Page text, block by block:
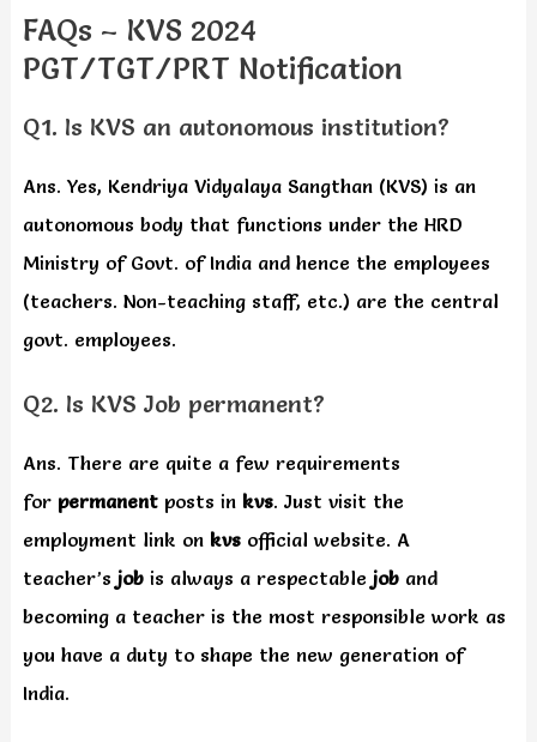
FAQs – KVS 2024
PGT/TGT/PRT Notification
Q1. Is KVS an autonomous institution?
Ans. Yes, Kendriya Vidyalaya Sangthan (KVS) is an
autonomous body that functions under the HRD
Ministry of Govt. of India and hence the employees
(teachers. Non-teaching staff, etc.) are the central
govt. employees.
Q2. Is KVS Job permanent?
Ans. There are quite a few requirements
for permanentposts in kvs. Just visit the
employment link on kvsofficial website. A
teacher’s jobis always a respectable joband
becoming a teacher is the most responsible work as
you have a duty to shape the new generation of
India.